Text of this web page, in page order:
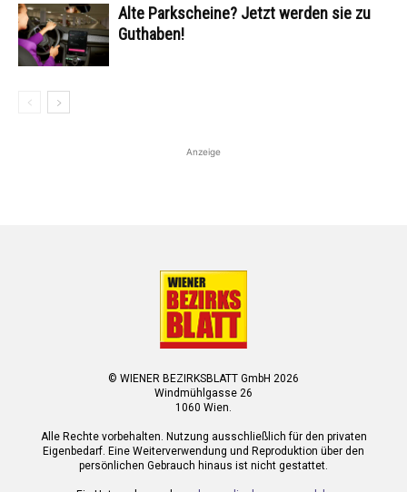
Alte Parkscheine? Jetzt werden sie zu
Guthaben!
Anzeige
© WIENER BEZIRKSBLATT GmbH 2026
Windmühlgasse 26
1060 Wien.
Alle Rechte vorbehalten. Nutzung ausschließlich für den privaten
Eigenbedarf. Eine Weiterverwendung und Reproduktion über den
persönlichen Gebrauch hinaus ist nicht gestattet.